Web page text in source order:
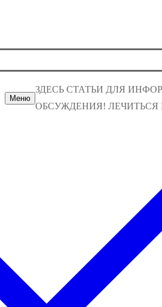
Меню
ЗДЕСЬ СТАТЬИ ДЛЯ
ОБСУЖДЕНИЯ! ЛЕЧИТЬСЯ